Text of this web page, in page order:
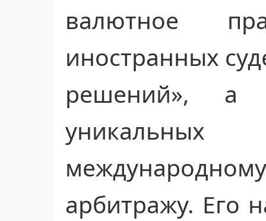
валютное
иностранных
решений», а
арбитражу. Его